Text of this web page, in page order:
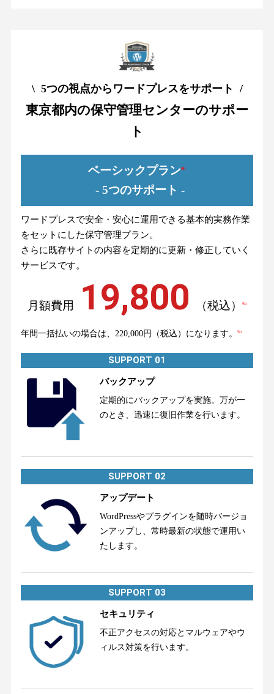
\ 5つの視点からワードプレスをサポート /
東京都内の保守管理センターのサポー
ト
ベーシックプラン※1
- 5つのサポート -
ワードプレスで安全・安心に運用できる基本的実務作業
をセットにした保守管理プラン。
さらに既存サイトの内容を定期的に更新・修正していく
サービスです。
月額費用 19,800 （税込） ※2
年間一括払いの場合は、220,000円（税込）になります。※3
SUPPORT 01
バックアップ
定期的にバックアップを実施。万が一
のとき、迅速に復旧作業を行います。
SUPPORT 02
アップデート
WordPressやプラグインを随時バージョ
ンアップし、常時最新の状態で運用い
たします。
SUPPORT 03
セキュリティ
不正アクセスの対応とマルウェアやウ
ィルス対策を行います。